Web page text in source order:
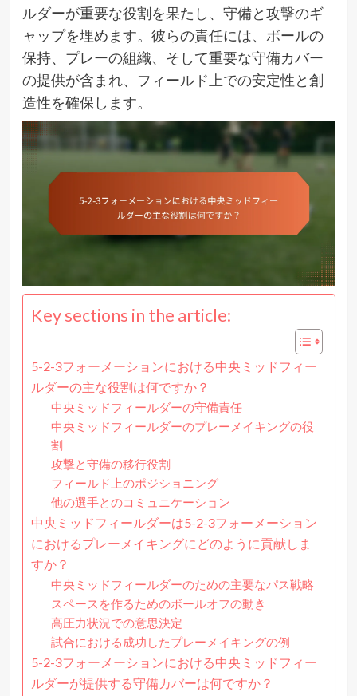
ルダーが重要な役割を果たし、守備と攻撃のギ
ャップを埋めます。彼らの責任には、ボールの
保持、プレーの組織、そして重要な守備カバー
の提供が含まれ、フィールド上での安定性と創
造性を確保します。
Key sections in the article:
5-2-3フォーメーションにおける中央ミッドフィー
ルダーの主な役割は何ですか？
中央ミッドフィールダーの守備責任
中央ミッドフィールダーのプレーメイキングの役
割
攻撃と守備の移行役割
フィールド上のポジショニング
他の選手とのコミュニケーション
中央ミッドフィールダーは5-2-3フォーメーション
におけるプレーメイキングにどのように貢献しま
すか？
中央ミッドフィールダーのための主要なパス戦略
スペースを作るためのボールオフの動き
高圧力状況での意思決定
試合における成功したプレーメイキングの例
5-2-3フォーメーションにおける中央ミッドフィー
ルダーが提供する守備カバーは何ですか？